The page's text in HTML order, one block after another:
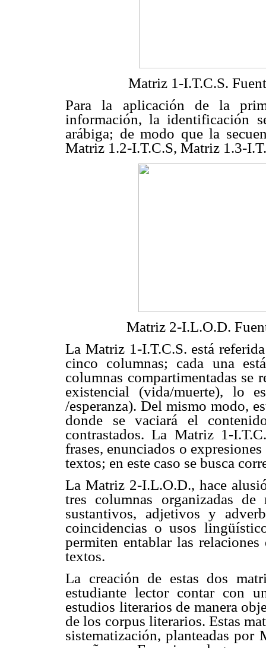
Matriz 1-I.T.C.S.
Para la aplicación de la
información, la identificación
arábiga; de modo que la
Matriz 1.2-I.T.C.S, Matriz 1.3-
Matriz 2-I.L.O.D.
La Matriz 1-I.T.C.S. está
cinco columnas; cada una
columnas compartimentadas se
existencial (vida/muerte), lo
/esperanza). Del mismo modo,
donde se vaciará el
contrastados. La Matriz 1-
frases, enunciados o
textos; en este caso se busca
La Matriz 2-I.L.O.D., hace
tres columnas organizadas
sustantivos, adjetivos y
coincidencias o usos
permiten entablar las
textos.
La creación de estas dos
estudiante lector contar con
estudios literarios de manera
de los corpus literarios. Estas
sistematización, planteadas